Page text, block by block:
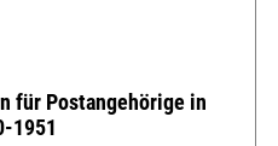
für Postangehörige in
1951